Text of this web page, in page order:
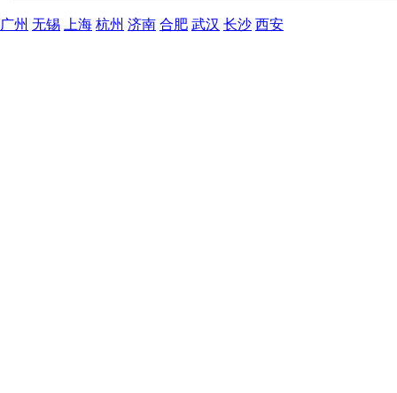
广州 无锡 上海 杭州 济南 合肥 武汉 长沙 西安